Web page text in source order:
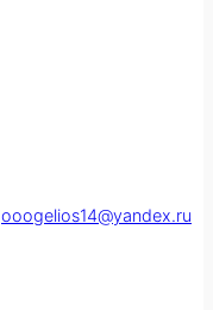
ooogelios14@yandex.ru